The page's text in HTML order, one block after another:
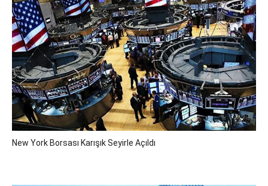
New York Borsası Karışık Seyirle Açıldı